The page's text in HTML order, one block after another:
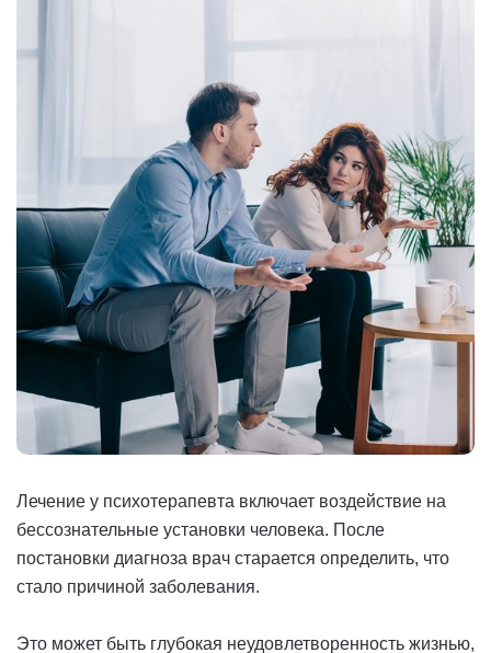
Лечение у психотерапевта включает воздействие на
бессознательные установки человека. После
постановки диагноза врач старается определить, что
стало причиной заболевания.
Это может быть глубокая неудовлетворенность жизнью,